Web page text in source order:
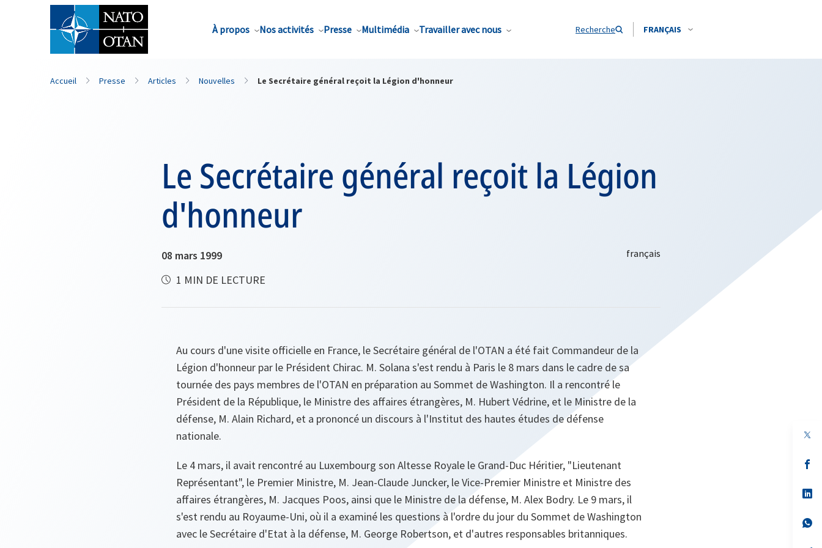
À propos Nos activités Presse Multimédia Travailler avec nous Recherche FRANÇAIS
Nom de famille*
Accueil Presse Articles Nouvelles Le Secrétaire général reçoit la Légion d'honneur
Le Secrétaire général reçoit la Légion
d'honneur
08 mars 1999
1 MIN DE LECTURE
Au cours d'une visite officielle en France, le Secrétaire général de l'OTAN a été fait Commandeur de la
Légion d'honneur par le Président Chirac. M. Solana s'est rendu à Paris le 8 mars dans le cadre de sa
tournée des pays membres de l'OTAN en préparation au Sommet de Washington. Il a rencontré le
Président de la République, le Ministre des affaires étrangères, M. Hubert Védrine, et le Ministre de la
défense, M. Alain Richard, et a prononcé un discours à l'Institut des hautes études de défense
nationale.
Le 4 mars, il avait rencontré au Luxembourg son Altesse Royale le Grand-Duc Héritier, "Lieutenant
Représentant", le Premier Ministre, M. Jean-Claude Juncker, le Vice-Premier Ministre et Ministre des
affaires étrangères, M. Jacques Poos, ainsi que le Ministre de la défense, M. Alex Bodry. Le 9 mars, il
s'est rendu au Royaume-Uni, où il a examiné les questions à l'ordre du jour du Sommet de Washington
avec le Secrétaire d'Etat à la défense, M. George Robertson, et d'autres responsables britanniques.